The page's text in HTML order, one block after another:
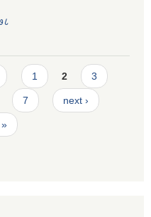
1 2 3
7 next ›